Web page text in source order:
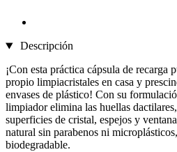
Descripción
¡Con esta práctica cápsula de recarga
propio limpiacristales en casa y
envases de plástico! Con su
limpiador elimina las huellas
superficies de cristal, espejos y
natural sin parabenos ni
biodegradable.